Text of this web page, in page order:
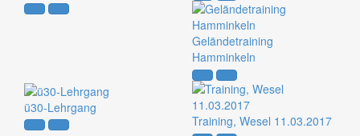
Geländetraining
Hamminkeln
ü30-Lehrgang
Training, Wesel 11.03.2017